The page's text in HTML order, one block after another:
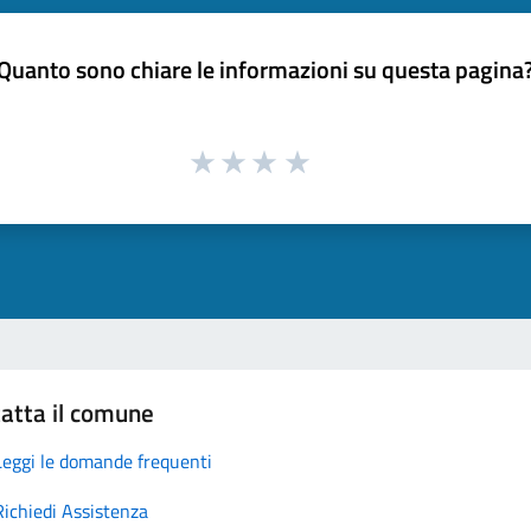
sono chiare le informazioni su questa
il comune
le domande frequenti
Assistenza